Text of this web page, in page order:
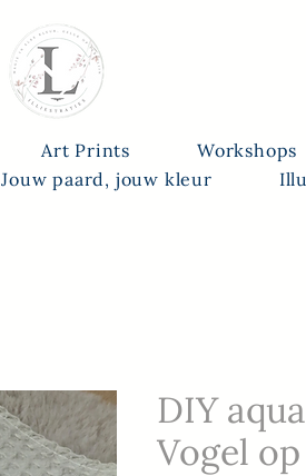
Art Prints Workshops
Jouw paard, jouw kleur
DIY
Vogel